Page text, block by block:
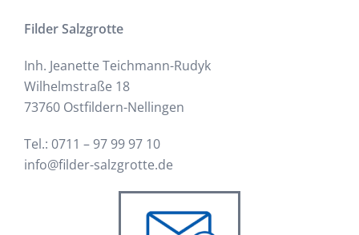
Filder Salzgrotte
Inh. Jeanette Teichmann-Rudyk
Wilhelmstraße 18
73760 Ostfildern-Nellingen
Tel.: 0711 – 97 99 97 10
info@filder-salzgrotte.de